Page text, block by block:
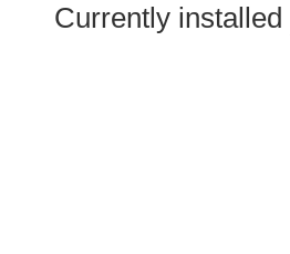
Currently installed